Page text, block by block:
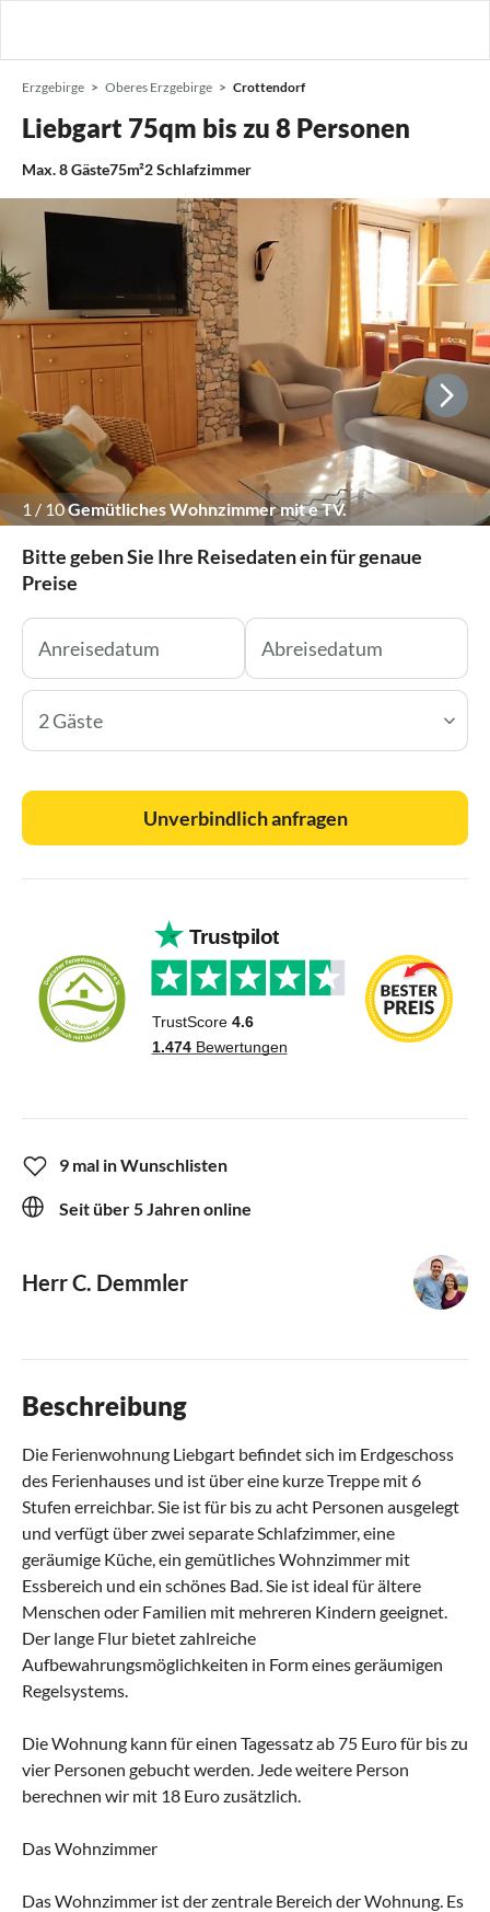
Erzgebirge Oberes Erzgebirge Crottendorf
Liebgart 75qm bis zu 8 Personen
Max.8Gäste75m²2Schlafzimmer
1 / 10Gemütliches Wohnzimmer mit e TV.
Bitte geben Sie Ihre Reisedaten ein für genaue
Preise
2 Gäste
Unverbindlich anfragen
9 mal in Wunschlisten
Seit über 5 Jahren online
Herr C. Demmler
Beschreibung
Die Ferienwohnung Liebgart befindet sich im Erdgeschoss
des Ferienhauses und ist über eine kurze Treppe mit 6
Stufen erreichbar. Sie ist für bis zu acht Personen ausgelegt
und verfügt über zwei separate Schlafzimmer, eine
geräumige Küche, ein gemütliches Wohnzimmer mit
Essbereich und ein schönes Bad. Sie ist ideal für ältere
Menschen oder Familien mit mehreren Kindern geeignet.
Der lange Flur bietet zahlreiche
Aufbewahrungsmöglichkeiten in Form eines geräumigen
Regelsystems.
Die Wohnung kann für einen Tagessatz ab 75 Euro für bis zu
vier Personen gebucht werden. Jede weitere Person
berechnen wir mit 18 Euro zusätzlich.
Das Wohnzimmer
Das Wohnzimmer ist der zentrale Bereich der Wohnung. Es